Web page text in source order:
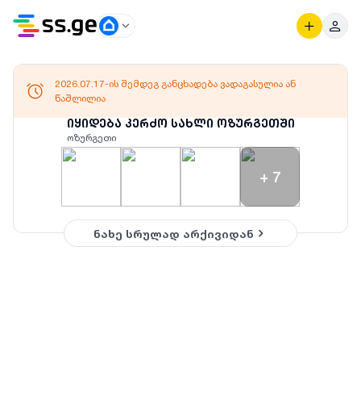
იყიდება კერძო სახლი ოზურგეთში
ოზურგეთი
+ 7
2026.07.17-ის შემდეგ განცხადება ვადაგასულია ან
წაშლილია
ნახე სრულად არქივიდან